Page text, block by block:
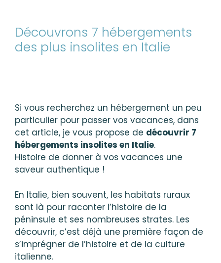
Découvrons 7 hébergements
des plus insolites en Italie
Si vous recherchez un hébergement un peu
particulier pour passer vos vacances, dans
cet article, je vous propose de découvrir 7
hébergements insolites en Italie.
Histoire de donner à vos vacances une
saveur authentique !
En Italie, bien souvent, les habitats ruraux
sont là pour raconter l’histoire de la
péninsule et ses nombreuses strates. Les
découvrir, c’est déjà une première façon de
s’imprégner de l’histoire et de la culture
italienne.